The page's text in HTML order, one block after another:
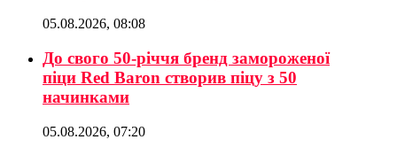
05.08.2026, 08:08
До свого 50-річчя бренд замороженої
піци Red Baron створив піцу з 50
начинками
05.08.2026, 07:20